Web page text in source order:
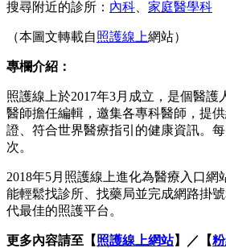
搜尋附近的診所： 內科 家庭醫學科
（本圖文轉載自照護線上網站）
專欄介紹：
照護線上於2017年3月成立，是個醫護
醫師擔任編輯，邀集各專科醫師，提
證、符合世界醫療指引的健康資訊。
次。
2018年5月照護線上進化為醫療入口網
能輕鬆找診所、找藥局並完成網路掛
代最佳的照護平台。
更多內容請至【照護線上網站】／【